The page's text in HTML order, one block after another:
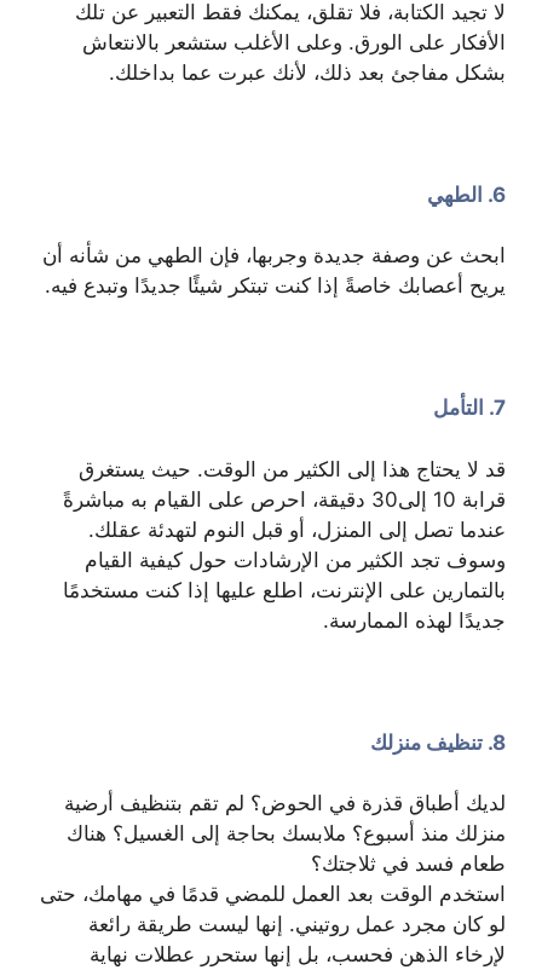
لا تجيد الكتابة، فلا تقلق، يمكنك فقط التعبير عن تلك
الأفكار على الورق. وعلى الأغلب ستشعر بالانتعاش
بشكل مفاجئ بعد ذلك، لأنك عبرت عما بداخلك.
6. الطهي
ابحث عن وصفة جديدة وجربها، فإن الطهي من شأنه أن
يريح أعصابك خاصةً إذا كنت تبتكر شيئًا جديدًا وتبدع فيه.
7. التأمل
قد لا يحتاج هذا إلى الكثير من الوقت. حيث يستغرق
قرابة 10 إلى30 دقيقة، احرص على القيام به مباشرةً
عندما تصل إلى المنزل، أو قبل النوم لتهدئة عقلك.
وسوف تجد الكثير من الإرشادات حول كيفية القيام
بالتمارين على الإنترنت، اطلع عليها إذا كنت مستخدمًا
جديدًا لهذه الممارسة.
8. تنظيف منزلك
لديك أطباق قذرة في الحوض؟ لم تقم بتنظيف أرضية
منزلك منذ أسبوع؟ ملابسك بحاجة إلى الغسيل؟ هناك
طعام فسد في ثلاجتك؟
استخدم الوقت بعد العمل للمضي قدمًا في مهامك، حتى
لو كان مجرد عمل روتيني. إنها ليست طريقة رائعة
لإرخاء الذهن فحسب، بل إنها ستحرر عطلات نهاية